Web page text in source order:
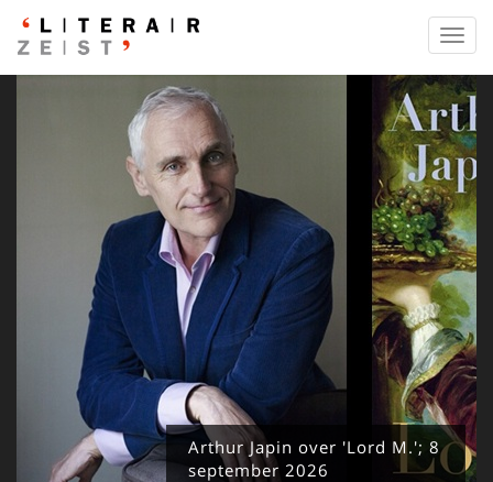
Arthur Japin over 'Lord M.'; 8
september 2026